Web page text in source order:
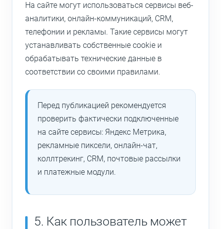
На сайте могут использоваться сервисы веб-
аналитики, онлайн-коммуникаций, CRM,
телефонии и рекламы. Такие сервисы могут
устанавливать собственные cookie и
обрабатывать технические данные в
соответствии со своими правилами.
Перед публикацией рекомендуется
проверить фактически подключенные
на сайте сервисы: Яндекс Метрика,
рекламные пиксели, онлайн-чат,
коллтрекинг, CRM, почтовые рассылки
и платежные модули.
5. Как пользователь может